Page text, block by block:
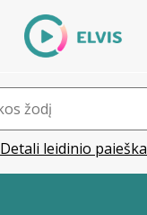
Detali leidinio paieška